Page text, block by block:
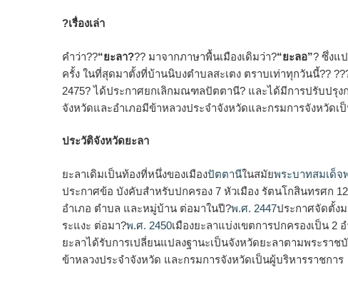
?เรื่องเล่า
คำว่า??“ยะลา??? มาจากภาษาพื้นเมืองเดิมว่า?“ยะลอ”? ซึ่งแ
ครั้ง ในที่สุดมาตั้งที่บ้านนิบงตำบลสะเตง ตราบเท่าทุกวันนี้??
2475? ได้ประกาศยกเลิกมณฑลปัตตานี? และได้มีการปรับปรุ
จังหวัดและอำเภอมีข้าหลวงประจำจังหวัดและกรมการจังหวัด
ประวัติจังหวัดยะลา
ยะลาเดิมเป็นท้องที่หนึ่งของเมืองปัตตานีในสมัยพระบาทสมเด็จ
ประกาศข้อ บังคับสำหรับปกครอง 7 หัวเมือง รัตนโกสินทรศก
อำเภอ ตำบล และหมู่บ้าน ต่อมาในปี?พ.ศ. 2447ประกาศจัดตั้ง
ระแงะ ต่อมา?พ.ศ. 2450เมืองยะลาแบ่งเขตการปกครองเป็น 2
ยะลาได้รับการเปลี่ยนแปลงฐานะเป็นจังหวัดยะลาตามพระรา
ข้าหลวงประจำจังหวัด และกรมการจังหวัดเป็นผู้บริหารราชการ